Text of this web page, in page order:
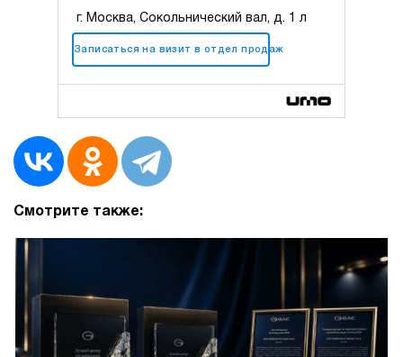
г. Москва, Сокольнический вал, д. 1 л
+7 (495) 183-57-42
Записаться на визит в отдел продаж
Смотрите также: